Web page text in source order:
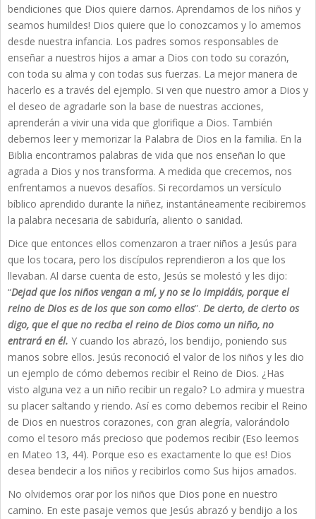
bendiciones que Dios quiere darnos. Aprendamos de los niños y
seamos humildes! Dios quiere que lo conozcamos y lo amemos
desde nuestra infancia. Los padres somos responsables de
enseñar a nuestros hijos a amar a Dios con todo su corazón,
con toda su alma y con todas sus fuerzas. La mejor manera de
hacerlo es a través del ejemplo. Si ven que nuestro amor a Dios y
el deseo de agradarle son la base de nuestras acciones,
aprenderán a vivir una vida que glorifique a Dios. También
debemos leer y memorizar la Palabra de Dios en la familia. En la
Biblia encontramos palabras de vida que nos enseñan lo que
agrada a Dios y nos transforma. A medida que crecemos, nos
enfrentamos a nuevos desafíos. Si recordamos un versículo
bíblico aprendido durante la niñez, instantáneamente recibiremos
la palabra necesaria de sabiduría, aliento o sanidad.
Dice que entonces ellos comenzaron a traer niños a Jesús para
que los tocara, pero los discípulos reprendieron a los que los
llevaban. Al darse cuenta de esto, Jesús se molestó y les dijo:
“Dejad que los niños vengan a mí, y no se lo impidáis, porque el
reino de Dios es de los que son como ellos”. De cierto, de cierto os
digo, que el que no reciba el reino de Dios como un niño, no
entrará en él. Y cuando los abrazó, los bendijo, poniendo sus
manos sobre ellos. Jesús reconoció el valor de los niños y les dio
un ejemplo de cómo debemos recibir el Reino de Dios. ¿Has
visto alguna vez a un niño recibir un regalo? Lo admira y muestra
su placer saltando y riendo. Así es como debemos recibir el Reino
de Dios en nuestros corazones, con gran alegría, valorándolo
como el tesoro más precioso que podemos recibir (Eso leemos
en Mateo 13, 44). Porque eso es exactamente lo que es! Dios
desea bendecir a los niños y recibirlos como Sus hijos amados.
No olvidemos orar por los niños que Dios pone en nuestro
camino. En este pasaje vemos que Jesús abrazó y bendijo a los